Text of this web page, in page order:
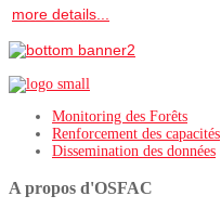
more details...
Monitoring des Forêts
Renforcement des capacités
Dissemination des données
A propos d'OSFAC